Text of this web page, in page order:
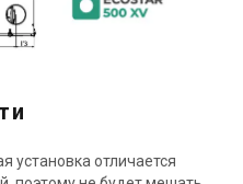
установка отличается